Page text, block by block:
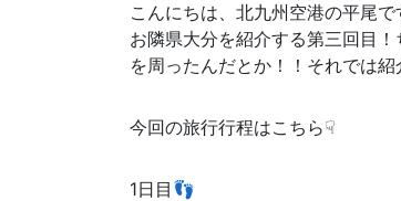
こんにちは、北九州空港の平尾で
お隣県大分を紹介する第三回目
を周ったんだとか！！それでは
今回の旅行行程はこちら☟
1日目👣